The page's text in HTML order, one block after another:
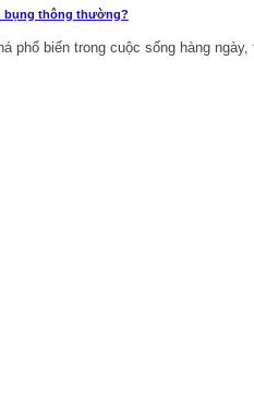
bụng thông thường?
phổ biến trong cuộc sống hàng ngày,